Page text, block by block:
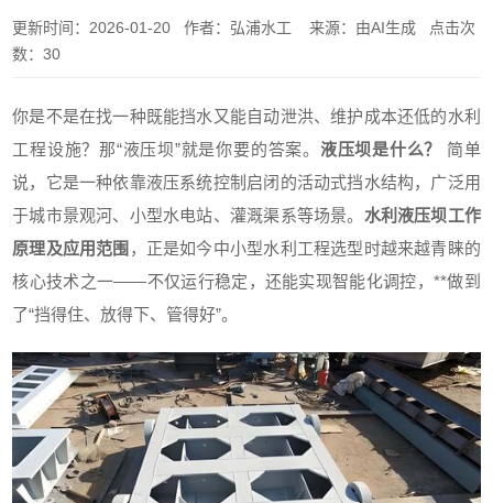
更新时间：2026-01-20 作者：弘浦水工 来源：由AI生成 点击次
数：30
你是不是在找一种既能挡水又能自动泄洪、维护成本还低的水利
工程设施？那“液压坝”就是你要的答案。 液压坝是什么？
简单
说，它是一种依靠液压系统控制启闭的活动式挡水结构，广泛用
于城市景观河、小型水电站、灌溉渠系等场景。 水利液压坝工作
原理及应用范围 ，正是如今中小型水利工程选型时越来越青睐的
核心技术之一——不仅运行稳定，还能实现智能化调控，**做到
了“挡得住、放得下、管得好”。